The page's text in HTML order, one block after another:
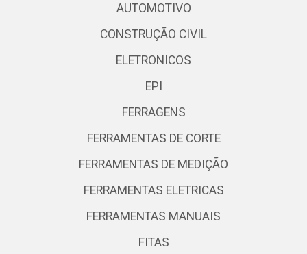
AUTOMOTIVO
CONSTRUÇÃO CIVIL
ELETRONICOS
EPI
FERRAGENS
FERRAMENTAS DE CORTE
FERRAMENTAS DE MEDIÇÃO
FERRAMENTAS ELETRICAS
FERRAMENTAS MANUAIS
FITAS